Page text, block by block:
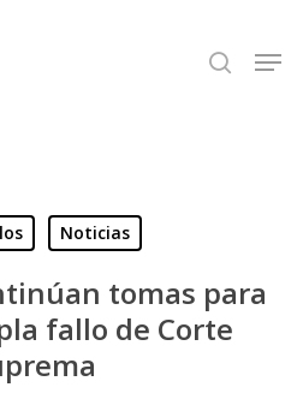
search
Noticias
tomas para
fallo de Corte
Close